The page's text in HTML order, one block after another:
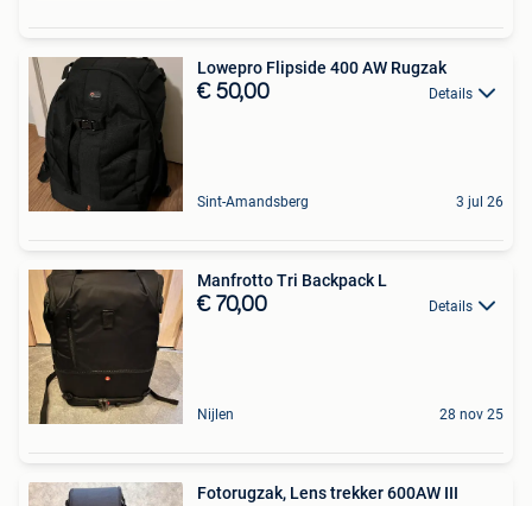
Lowepro Flipside 400 AW Rugzak
€ 50,00 Details
Sint-Amandsberg 3 jul 26
Manfrotto Tri Backpack L
€ 70,00 Details
Nijlen 28 nov 25
Fotorugzak, Lens trekker 600AW III